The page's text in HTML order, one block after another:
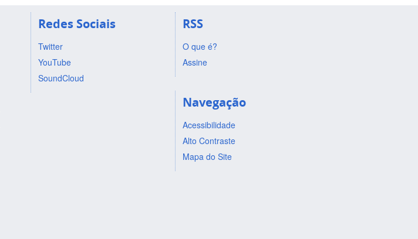
Redes Sociais
Twitter
YouTube
SoundCloud
RSS
O que é?
Assine
Navegação
Acessibilidade
Alto Contraste
Mapa do Site